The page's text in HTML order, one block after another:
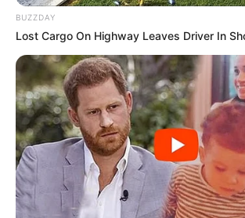
BUZZDAY
Lost Cargo On Highway Leaves Driver In